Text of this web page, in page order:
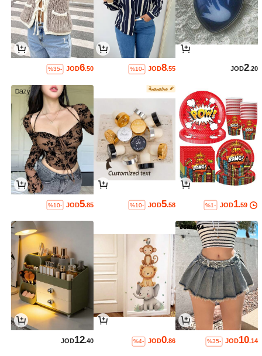
JOD2.20
JOD8.55
%10-
JOD6.50
%35-
JOD1.59
%1-
JOD5.58
%10-
JOD5.85
%10-
JOD10.14
%35-
JOD0.86
%4-
JOD12.40